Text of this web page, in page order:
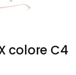
colore C4